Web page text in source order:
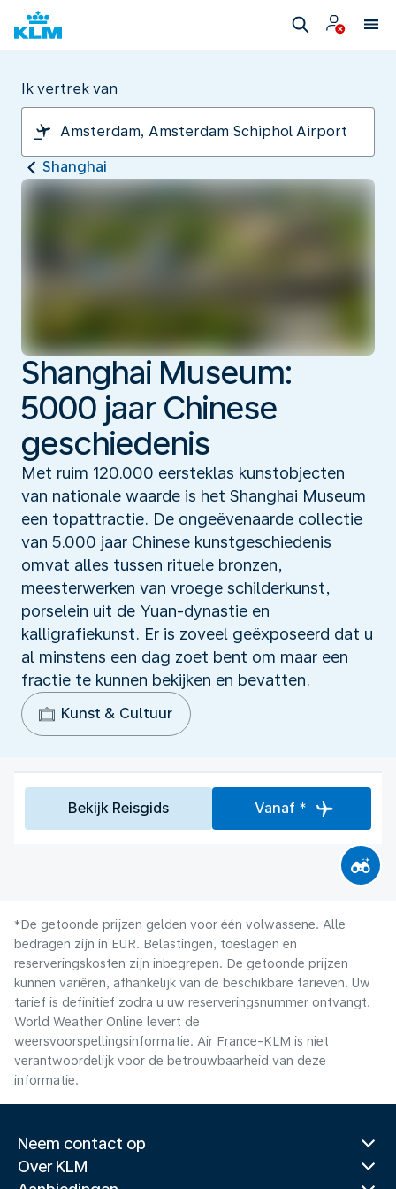
Ik vertrek van
Shanghai
Shanghai Museum:
5000 jaar Chinese
geschiedenis
Met ruim 120.000 eersteklas kunstobjecten
van nationale waarde is het Shanghai Museum
een topattractie. De ongeëvenaarde collectie
van 5.000 jaar Chinese kunstgeschiedenis
omvat alles tussen rituele bronzen,
meesterwerken van vroege schilderkunst,
porselein uit de Yuan-dynastie en
kalligrafiekunst. Er is zoveel geëxposeerd dat u
al minstens een dag zoet bent om maar een
fractie te kunnen bekijken en bevatten.
Kunst & Cultuur
Bekijk Reisgids Vanaf *
*De getoonde prijzen gelden voor één volwassene. Alle
bedragen zijn in EUR. Belastingen, toeslagen en
reserveringskosten zijn inbegrepen. De getoonde prijzen
kunnen variëren, afhankelijk van de beschikbare tarieven. Uw
tarief is definitief zodra u uw reserveringsnummer ontvangt.
World Weather Online levert de
weersvoorspellingsinformatie. Air France-KLM is niet
verantwoordelijk voor de betrouwbaarheid van deze
informatie.
Neem contact op
Over KLM